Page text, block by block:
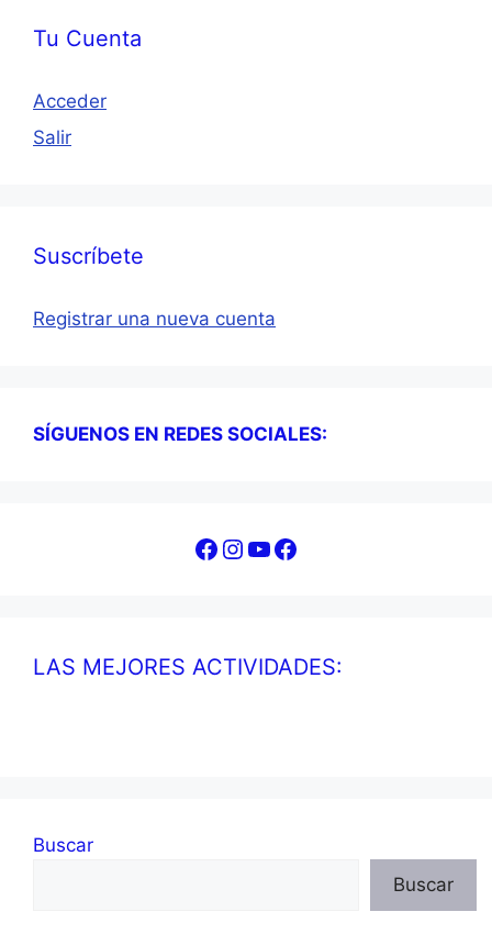
Tu Cuenta
Acceder
Salir
Suscríbete
Registrar una nueva cuenta
SÍGUENOS EN REDES SOCIALES:
Facebook
Instagram
YouTube
Facebook
LAS MEJORES ACTIVIDADES:
Buscar
Buscar